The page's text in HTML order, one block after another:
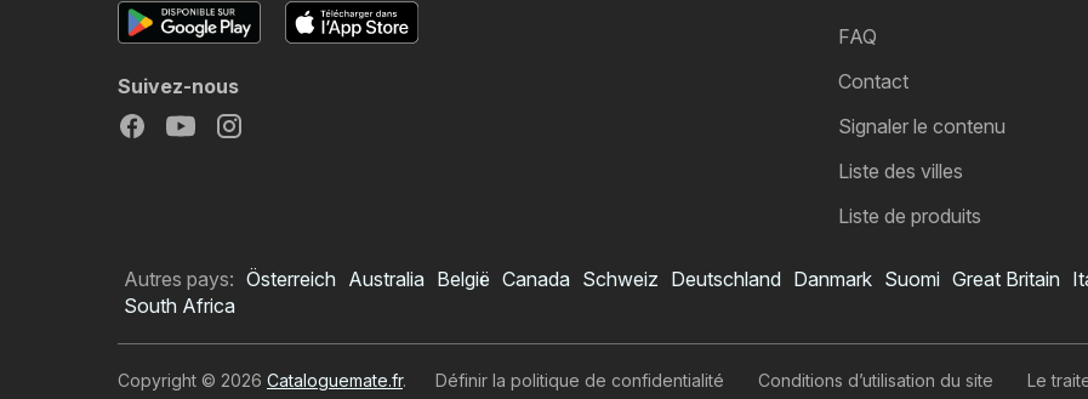
Catalogue Maxi Bazar
Je veux m’abonner au catalogue
FAQ
Contact
Signaler le contenu
Liste des villes
Liste de produits
Suivez-nous
Autres pays: Österreich Australia België Canada Schweiz Deutschland Danmark Suomi Great Britain
South Africa
Copyright © 2026 Cataloguemate.fr. Définir la politique de confidentialité Conditions d’utilisation du site Le